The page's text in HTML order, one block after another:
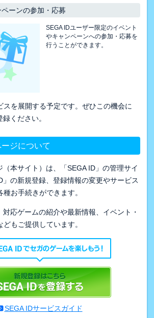
ーンの参加・応募
SEGA IDユーザー限定のイベント
やキャンペーンへの参加・応募を
行うことができます。
スを展開する予定です。ぜひこの機会に
録ください。
ジについて
（本サイト）は、「SEGA ID」の管理サイ
」の新規登録、登録情報の変更やサービス
お手続きができます。
対応ゲームの紹介や最新情報、イベント・
もご提供しています。
SEGA IDサービスガイド